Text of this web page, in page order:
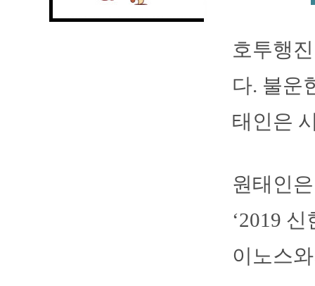
호투행
다. 불운
태인은
원태인
‘2019
이노스